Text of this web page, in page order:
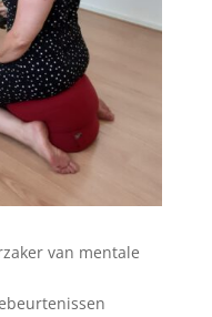
van mentale